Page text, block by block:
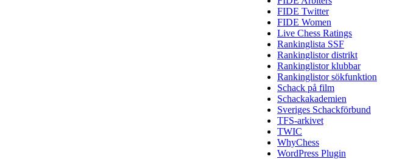
FIDE Twitter
FIDE Women
Live Chess Ratings
Rankinglista SSF
Rankinglistor distrikt
Rankinglistor klubbar
Rankinglistor sökfunktion
Schack på film
Schackakademien
Sveriges Schackförbund
TFS-arkivet
TWIC
WhyChess
WordPress Plugin